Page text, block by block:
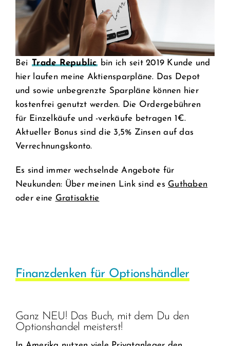
Bei Trade Republic
bin ich seit 2019 Kunde und
hier laufen meine Aktiensparpläne. Das Depot
und sowie unbegrenzte Sparpläne können hier
kostenfrei genutzt werden. Die Ordergebühren
für Einzelkäufe und -verkäufe betragen 1€.
Aktueller Bonus sind die 3,5% Zinsen auf das
Verrechnungskonto.
Es sind immer wechselnde Angebote für
Neukunden: Über meinen Link sind es Guthaben
oder eine Gratisaktie
Finanzdenken für Optionshändler
Ganz NEU! Das Buch, mit dem Du den
Optionshandel meisterst!